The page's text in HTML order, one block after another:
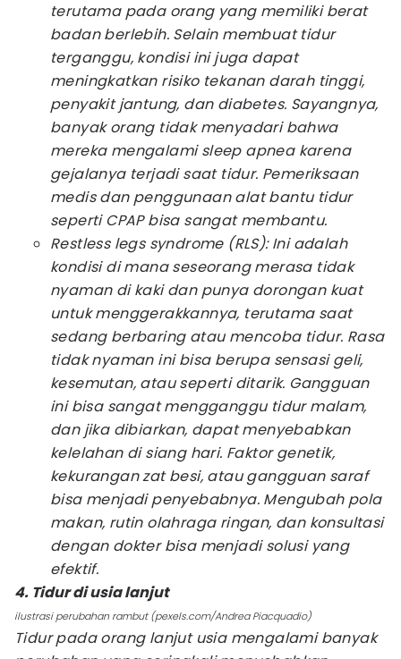
terutama pada orang yang memiliki berat
badan berlebih. Selain membuat tidur
terganggu, kondisi ini juga dapat
meningkatkan risiko tekanan darah tinggi,
penyakit jantung, dan diabetes. Sayangnya,
banyak orang tidak menyadari bahwa
mereka mengalamisleep apneakarena
gejalanya terjadi saat tidur. Pemeriksaan
medis dan penggunaan alat bantu tidur
seperti CPAP bisa sangat membantu.
Restless legs syndrome(RLS): Ini adalah
kondisi di mana seseorang merasa tidak
nyaman di kaki dan punya dorongan kuat
untuk menggerakkannya, terutama saat
sedang berbaring atau mencoba tidur. Rasa
tidak nyaman ini bisa berupa sensasi geli,
kesemutan, atau seperti ditarik. Gangguan
ini bisa sangat mengganggu tidur malam,
dan jika dibiarkan, dapat menyebabkan
kelelahan di siang hari. Faktor genetik,
kekurangan zat besi, atau gangguan saraf
bisa menjadi penyebabnya. Mengubah pola
makan, rutin olahraga ringan, dan konsultasi
dengan dokter bisa menjadi solusi yang
efektif.
4. Tidur di usia lanjut
ilustrasi perubahan rambut (pexels.com/Andrea Piacquadio)
Tidur pada orang lanjut usia mengalami banyak